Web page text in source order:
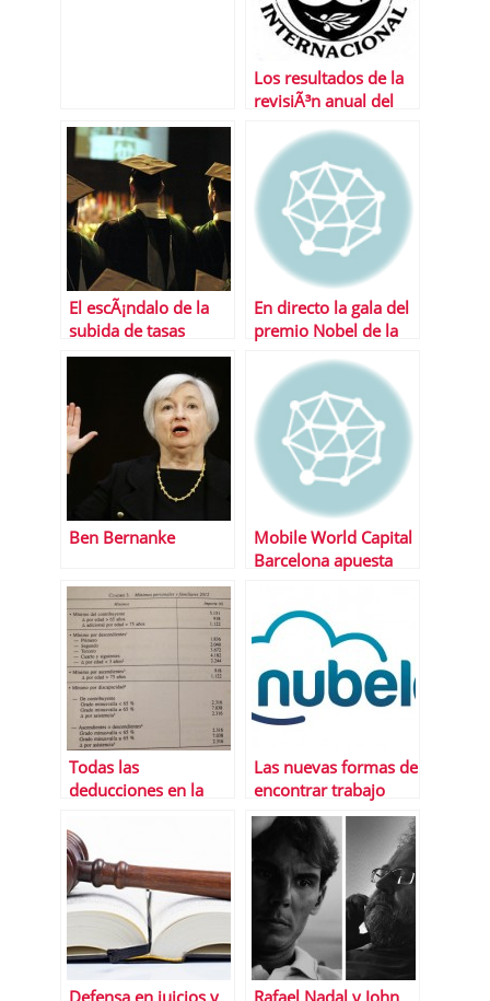
Los resultados de la
revisiÃ³n anual del
espaÃ±ola
El escÃ¡ndalo de la
subida de tasas
universitarias
En directo la gala del
premio Nobel de la
Ben Bernanke
Mobile World Capital
Barcelona apuesta
emprendedores con
4YFN
Todas las
deducciones en la
renta 2014
Las nuevas formas de
encontrar trabajo